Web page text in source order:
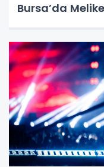
Bursa’da